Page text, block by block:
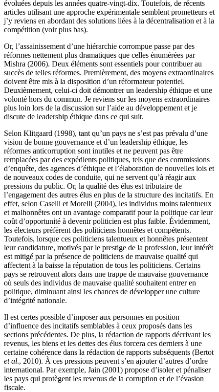
évoluées depuis les années quatre-vingt-dix. Toutefois, de récents
articles utilisant une approche expérimentale semblent prometteurs et
j’y reviens en abordant des solutions liées à la décentralisation et à la
compétition (voir plus bas).
Or, l’assainissement d’une hiérarchie corrompue passe par des
réformes nettement plus dramatiques que celles énumérées par
Mishra (2006). Deux éléments sont essentiels pour contribuer au
succès de telles réformes. Premièrement, des moyens extraordinaires
doivent être mis à la disposition d’un réformateur potentiel.
Deuxièmement, celui-ci doit démontrer un leadership éthique et une
volonté hors du commun. Je reviens sur les moyens extraordinaires
plus loin lors de la discussion sur l’aide au développement et je
discute de leadership éthique dans ce qui suit.
Selon Klitgaard (1998), tant qu’un pays ne s’est pas prévalu d’une
vision de bonne gouvernance et d’un leadership éthique, les
réformes anticorruption sont inutiles et ne peuvent pas être
remplacées par des expédients politiques, tels que des commissions
d’enquête, des agences d’éthique et l’élaboration de nouvelles lois et
de nouveaux codes de conduite, qui ne servent qu’à réagir aux
pressions du public. Or, la qualité des élus est tributaire de
l’engagement des autres élus en plus de la structure des incitatifs. En
effet, selon Caselli et Morelli (2004), les individus moins talentueux
et malhonnêtes ont un avantage comparatif pour la politique car leur
coût d’opportunité à devenir politicien est plus faible. Évidemment,
les électeurs préfèrent des politiciens honnêtes et compétents.
Toutefois, lorsque ces politiciens talentueux et honnêtes présentent
leur candidature, motivés par le prestige de la profession, leur intérêt
est mitigé par la présence de politiciens de mauvaise qualité qui
affectent à la baisse la réputation de tous les politiciens. Certains
pays se retrouvent alors dans une trappe de mauvaise gouvernance
où seuls des individus de mauvaise qualité souhaitent entrer en
politique, diminuant ainsi les chances de développer une culture
d’intégrité nationale.
Il est certes possible d’imposer aux personnes en position
d’influence des incitatifs semblables à ceux proposés dans les
sections précédentes. De plus, la rédaction de rapports décrivant les
revenus, les biens et les dettes des élus forcera ces derniers à une
certaine cohérence dans la rédaction de rapports subséquents (Bertot
et al., 2010). À ces pressions peuvent s’en ajouter d’autres d’ordre
international. Par exemple, Jain (2001) propose d’isoler et pénaliser
les pays qui protègent les revenus de la corruption et de l’évasion
fiscale.